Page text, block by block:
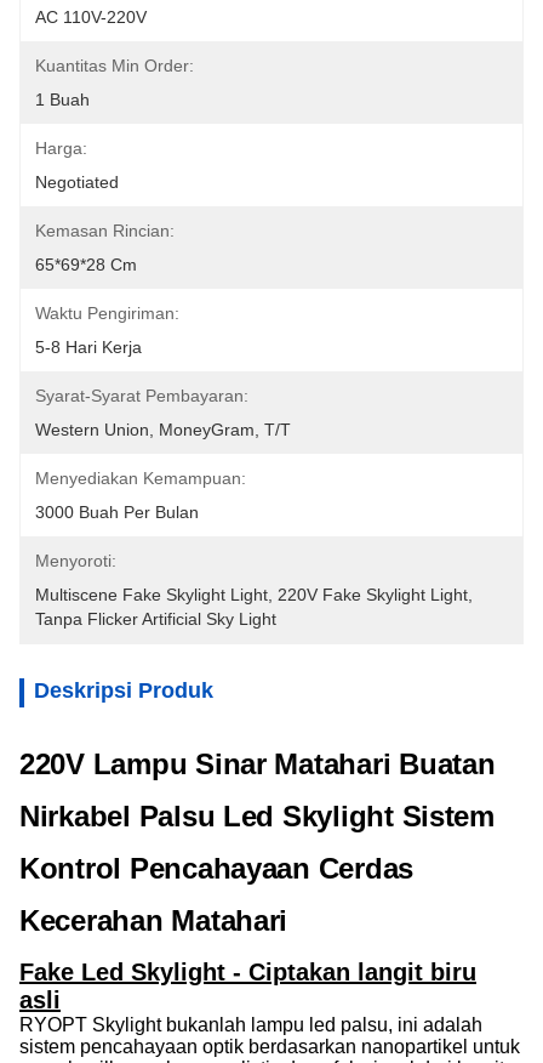
AC 110V-220V
Kuantitas Min Order:
1 Buah
Harga:
Negotiated
Kemasan Rincian:
65*69*28 Cm
Waktu Pengiriman:
5-8 Hari Kerja
Syarat-Syarat Pembayaran:
Western Union, MoneyGram, T/T
Menyediakan Kemampuan:
3000 Buah Per Bulan
Menyoroti:
Multiscene Fake Skylight Light 220V Fake Skylight Light
Tanpa Flicker Artificial Sky Light
Deskripsi Produk
220V Lampu Sinar Matahari Buatan
Nirkabel Palsu Led Skylight Sistem
Kontrol Pencahayaan Cerdas
Kecerahan Matahari
Fake Led Skylight - Ciptakan langit biru
asli
RYOPT Skylight bukanlah lampu led palsu, ini adalah
sistem pencahayaan optik berdasarkan nanopartikel untuk